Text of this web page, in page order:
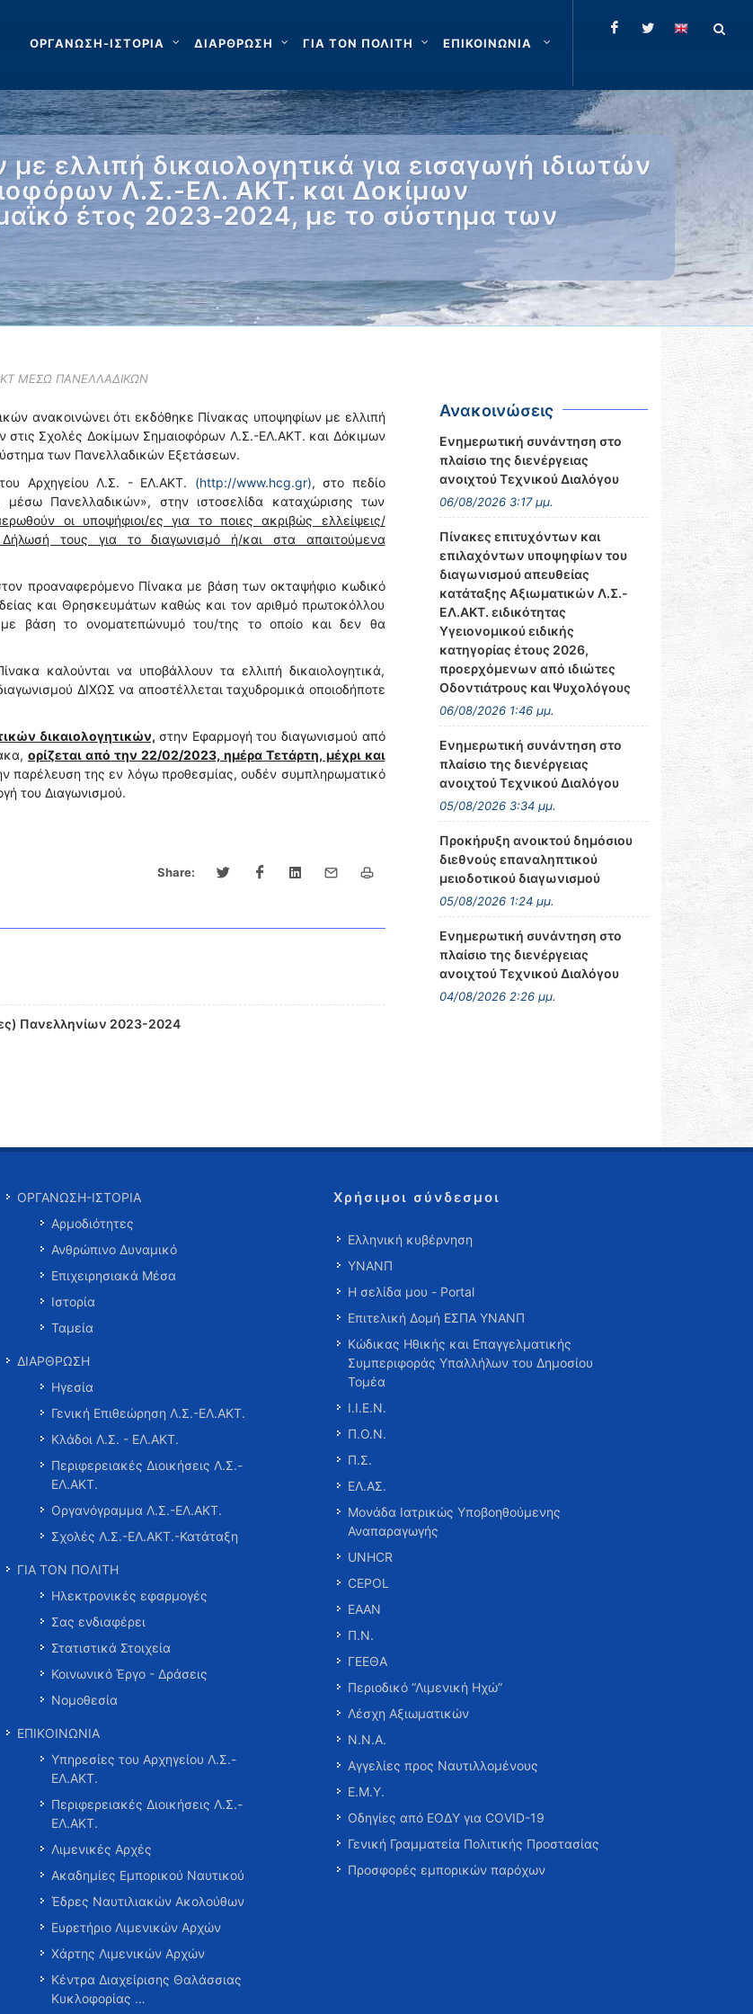
ΟΡΓΑΝΩΣΗ-ΙΣΤΟΡΙΑ ΔΙΑΡΘΡΩΣΗ ΓΙΑ ΤΟΝ ΠΟΛΙΤΗ ΕΠΙΚΟΙΝΩΝΙΑ
ελλιπή δικαιολογητικά για εισαγωγή ιδιωτών
Λ.Σ.-ΕΛ. ΑΚΤ. και Δοκίμων
έτος 2023-2024, με το σύστημα των
ΜΕΣΩ ΠΑΝΕΛΛΑΔΙΚΩΝ
ανακοινώνει ότι εκδόθηκε Πίνακας υποψηφίων με ελλιπή
στις Σχολές Δοκίμων Σημαιοφόρων Λ.Σ.-ΕΛ.ΑΚΤ. και Δόκιμων
των Πανελλαδικών Εξετάσεων.
Αρχηγείου Λ.Σ. - ΕΛ.ΑΚΤ. (http://www.hcg.gr), στο πεδίο
Πανελλαδικών», στην ιστοσελίδα καταχώρισης των
οι υποψήφιοι/ες για το ποιες ακριβώς ελλείψεις/
τους για το διαγωνισμό ή/και στα απαιτούμενα
προαναφερόμενο Πίνακα με βάση των οκταψήφιο κωδικό
και Θρησκευμάτων καθώς και τον αριθμό πρωτοκόλλου
βάση το ονοματεπώνυμό του/της το οποίο και δεν θα
καλούνται να υποβάλλουν τα ελλιπή δικαιολογητικά,
ΔΙΧΩΣ να αποστέλλεται ταχυδρομικά οποιοδήποτε
δικαιολογητικών, στην Εφαρμογή του διαγωνισμού από
ορίζεται από την 22/02/2023, ημέρα Τετάρτη, μέχρι και
παρέλευση της εν λόγω προθεσμίας, ουδέν συμπληρωματικό
του Διαγωνισμού.
Share:
Πανελληνίων 2023-2024
Ανακοινώσεις
Ενημερωτική συνάντηση στο
πλαίσιο της διενέργειας
ανοιχτού Τεχνικού Διαλόγου
06/08/2026 3:17 μμ.
Πίνακες επιτυχόντων και
επιλαχόντων υποψηφίων του
διαγωνισμού απευθείας
κατάταξης Αξιωματικών Λ.Σ.-
ΕΛ.ΑΚΤ. ειδικότητας
Υγειονομικού ειδικής
κατηγορίας έτους 2026,
προερχόμενων από ιδιώτες
Οδοντιάτρους και Ψυχολόγους
06/08/2026 1:46 μμ.
Ενημερωτική συνάντηση στο
πλαίσιο της διενέργειας
ανοιχτού Τεχνικού Διαλόγου
05/08/2026 3:34 μμ.
Προκήρυξη ανοικτού δημόσιου
διεθνούς επαναληπτικού
μειοδοτικού διαγωνισμού
05/08/2026 1:24 μμ.
Ενημερωτική συνάντηση στο
πλαίσιο της διενέργειας
ανοιχτού Τεχνικού Διαλόγου
04/08/2026 2:26 μμ.
ΟΡΓΑΝΩΣΗ-ΙΣΤΟΡΙΑ
Αρμοδιότητες
Ανθρώπινο Δυναμικό
Επιχειρησιακά Μέσα
Ιστορία
Ταμεία
ΔΙΑΡΘΡΩΣΗ
Ηγεσία
Γενική Επιθεώρηση Λ.Σ.-ΕΛ.ΑΚΤ.
Κλάδοι Λ.Σ. - ΕΛ.ΑΚΤ.
Περιφερειακές Διοικήσεις Λ.Σ.-
ΕΛ.ΑΚΤ.
Οργανόγραμμα Λ.Σ.-ΕΛ.ΑΚΤ.
Σχολές Λ.Σ.-ΕΛ.ΑΚΤ.-Κατάταξη
ΓΙΑ ΤΟΝ ΠΟΛΙΤΗ
Ηλεκτρονικές εφαρμογές
Σας ενδιαφέρει
Στατιστικά Στοιχεία
Κοινωνικό Έργο - Δράσεις
Νομοθεσία
ΕΠΙΚΟΙΝΩΝΙΑ
Υπηρεσίες του Αρχηγείου Λ.Σ.-
ΕΛ.ΑΚΤ.
Περιφερειακές Διοικήσεις Λ.Σ.-
ΕΛ.ΑΚΤ.
Λιμενικές Αρχές
Ακαδημίες Εμπορικού Ναυτικού
Έδρες Ναυτιλιακών Ακολούθων
Ευρετήριο Λιμενικών Αρχών
Χάρτης Λιμενικών Αρχών
Κέντρα Διαχείρισης Θαλάσσιας
Κυκλοφορίας …
Χρήσιμοι σύνδεσμοι
Ελληνική κυβέρνηση
ΥΝΑΝΠ
Η σελίδα μου - Portal
Επιτελική Δομή ΕΣΠΑ ΥΝΑΝΠ
Κώδικας Ηθικής και Επαγγελματικής
Συμπεριφοράς Υπαλλήλων του Δημοσίου
Τομέα
Ι.Ι.Ε.Ν.
Π.Ο.Ν.
Π.Σ.
ΕΛ.ΑΣ.
Μονάδα Ιατρικώς Υποβοηθούμενης
Αναπαραγωγής
UNHCR
CEPOL
ΕΑΑΝ
Π.Ν.
ΓΕΕΘΑ
Περιοδικό “Λιμενική Ηχώ”
Λέσχη Αξιωματικών
Ν.Ν.Α.
Αγγελίες προς Ναυτιλλομένους
Ε.Μ.Υ.
Οδηγίες από ΕΟΔΥ για COVID-19
Γενική Γραμματεία Πολιτικής Προστασίας
Προσφορές εμπορικών παρόχων